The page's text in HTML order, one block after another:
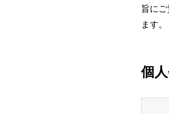
旨に
ます。
個